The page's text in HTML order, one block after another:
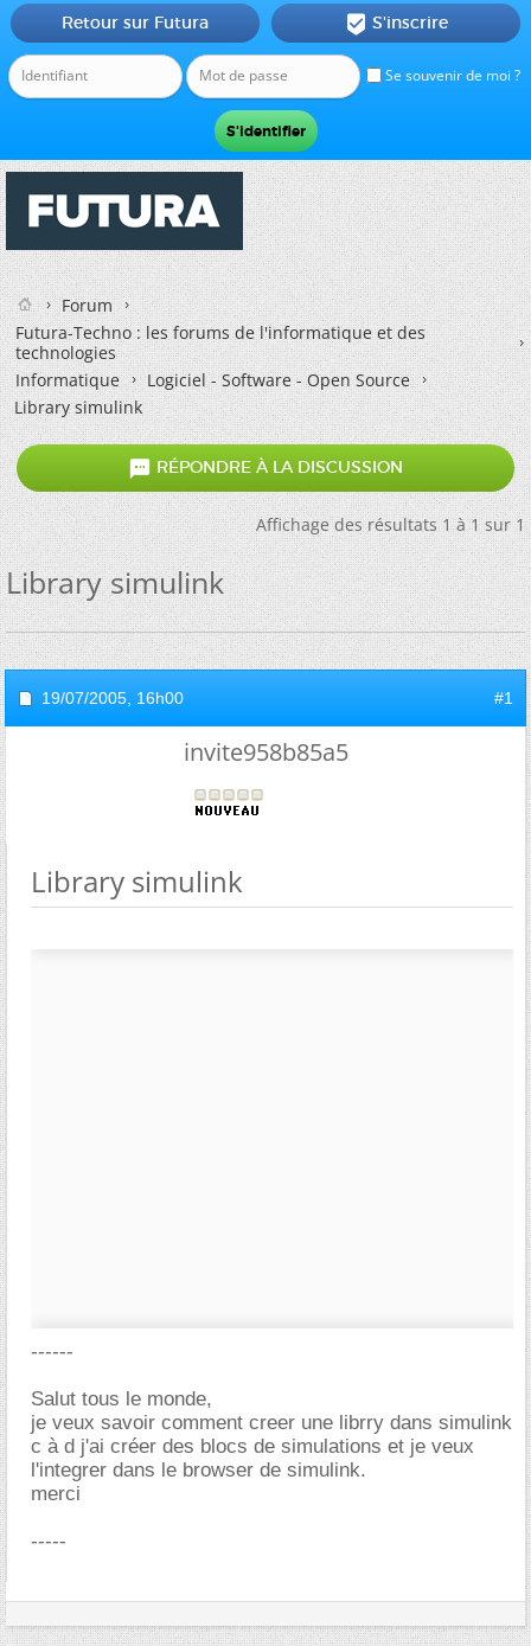
Se souvenir de moi ?
Retour sur Futura  S'inscrire
Forum
Futura-Techno : les forums de l'informatique et des
technologies
Informatique
Logiciel - Software - Open Source
Library simulink
 RÉPONDRE À LA DISCUSSION
Affichage des résultats 1 à 1 sur 1
Library simulink
19/07/2005, 16h00 #1
invite958b85a5
Library simulink
------
Salut tous le monde,
je veux savoir comment creer une librry dans simulink
c à d j'ai créer des blocs de simulations et je veux
l'integrer dans le browser de simulink.
merci
-----